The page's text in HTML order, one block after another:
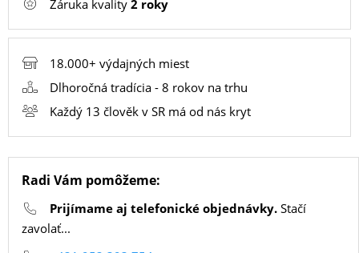
SMART
HODINKY
Záruka kvality 2 roky
18.000+ výdajných miest
Dlhoročná tradícia - 8 rokov na trhu
Každý 13 člověk v SR má od nás kryt
Radi Vám pomôžeme:
Prijímame aj telefonické objednávky. Stačí
zavolať...